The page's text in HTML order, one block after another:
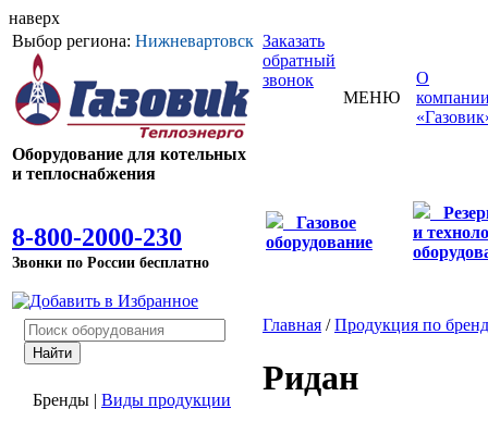
наверх
Выбор региона: Нижневартовск
Оборудование для котельных
и теплоснабжения
8-800-2000-230
Звонки по России бесплатно
Заказать
обратный
звонок
МЕНЮ
О
Газовое
оборудование
и
Бренды | Виды продукции
Главная /Продукция по
Ридан